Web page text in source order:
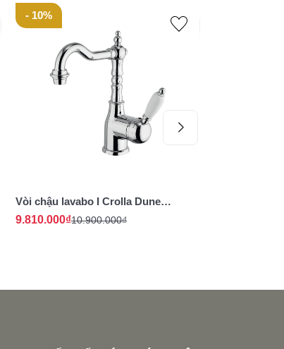
- 10%
Vòi chậu lavabo I Crolla Dune
9864CR
9.810.000₫10.900.000₫